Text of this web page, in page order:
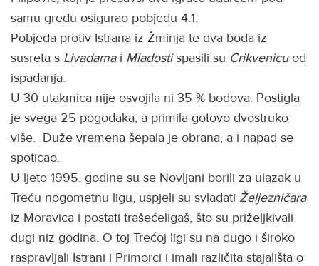
samu gredu osigurao pobjedu 4:1.
Pobjeda protiv Istrana iz Žminja te dva boda iz
susreta s Livadama i Mladostispasili su Crikvenicuod
ispadanja.
U 30 utakmica nije osvojila ni 35 % bodova. Postigla
je svega 25 pogodaka, a primila gotovo dvostruko
više. Duže vremena šepala je obrana, a i napad se
spoticao.
U ljeto 1995. godine su se Novljani borili za ulazak u
Treću nogometnu ligu, uspjeli su svladati Željezničara
iz Moravica i postati trašećeligaš, što su priželjkivali
dugi niz godina. O toj Trećoj ligi su na dugo i široko
raspravljali Istrani i Primorci i imali različita stajališta o